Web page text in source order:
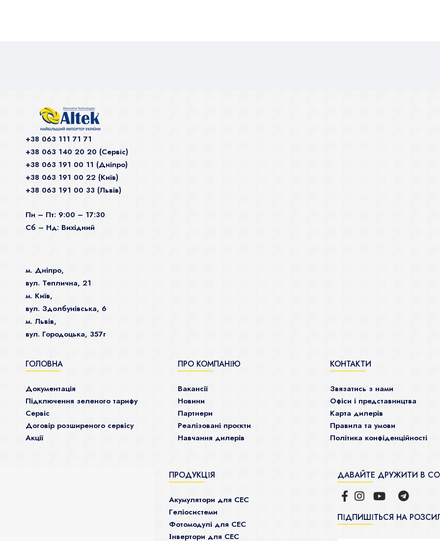
+38 063 111 71 71
+38 063 140 20 20 (Сервiс)
+38 063 191 00 11 (Дніпро)
+38 063 191 00 22 (Київ)
+38 063 191 00 33 (Львів)
Пн – Пт: 9:00 – 17:30
Сб – Нд: Вихідний
м. Дніпро,
вул. Теплична, 21
м. Київ,
вул. Здолбунівська, 6
м. Львів,
вул. Городоцька, 357г
ГОЛОВНА
Документація
Підключення зеленого тарифу
Сервіс
Договір розширеного сервісу
Акції
ПРО КОМПАНІЮ
Ваканcії
Новини
Партнери
Реалізовані проєкти
Навчання дилерів
КОНТАКТИ
Звязатись з нами
Офіси і представництва
Карта дилерів
Правила та умови
Політика конфіденційності
ПРОДУКЦІЯ
Акумулятори для СЕС
Гeліосистеми
Фотомодулі для СЕС
Інвертори для СЕС
ДАВАЙТЕ ДРУЖИТИ В
ПІДПИШІТЬСЯ НА